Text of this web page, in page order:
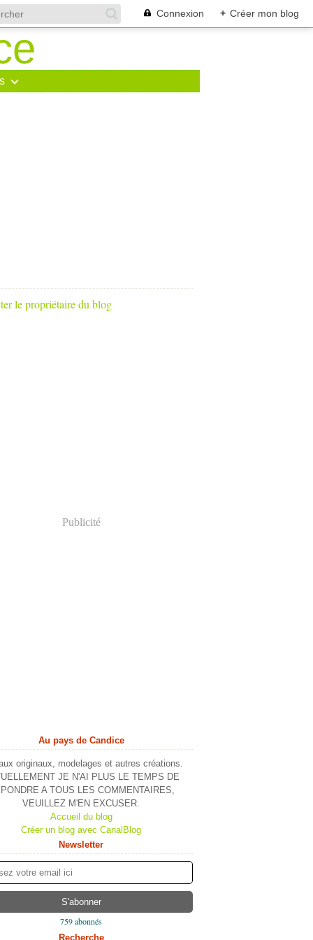
Connexion + Créer mon blog
le propriétaire du blog
Publicité
Au pays de Candice
originaux, modelages et autres créations.
JE N'AI PLUS LE TEMPS DE
A TOUS LES COMMENTAIRES,
VEUILLEZ M'EN EXCUSER.
Accueil du blog
Créer un blog avec CanalBlog
Newsletter
759 abonnés
Recherche